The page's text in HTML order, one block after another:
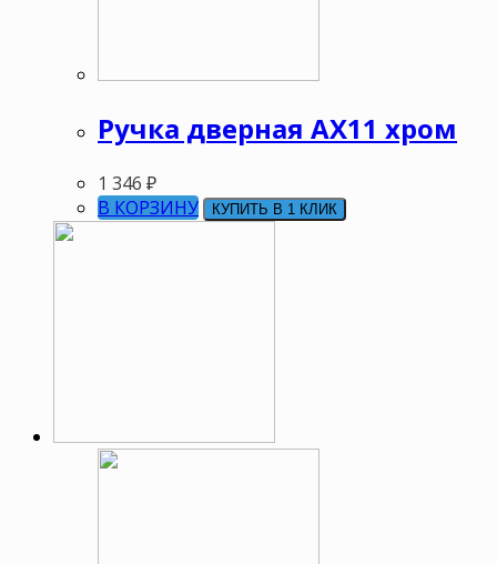
Ручка дверная АХ11 хром
1 346 ₽
В КОРЗИНУ
КУПИТЬ В 1 КЛИК